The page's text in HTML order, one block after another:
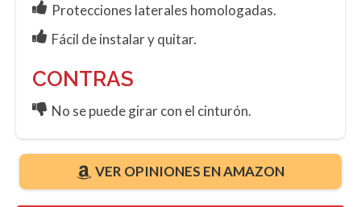
Protecciones laterales homologadas.
Fácil de instalar y quitar.
CONTRAS
No se puede girar con el cinturón.
VER OPINIONES EN AMAZON